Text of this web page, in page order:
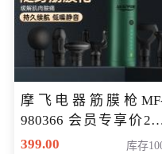
摩飞电器筋膜枪
980366 会员专享价299
元
399.00 库存